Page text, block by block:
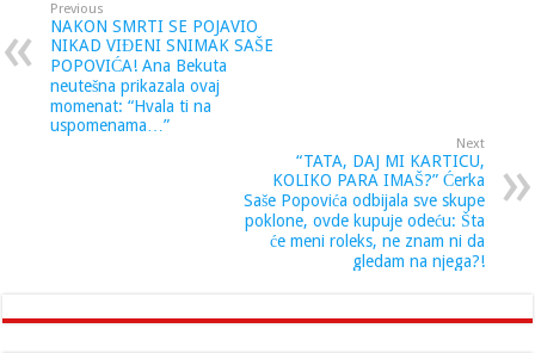
Previous
NAKON SMRTI SE POJAVIO
NIKAD VIĐENI SNIMAK SAŠE
POPOVIĆA! Ana Bekuta
neutešna prikazala ovaj
momenat: “Hvala ti na
uspomenama…”
Next
“TATA, DAJ MI KARTICU,
KOLIKO PARA IMAŠ?” Ćerka
Saše Popovića odbijala sve skupe
poklone, ovde kupuje odeću: Šta
će meni roleks, ne znam ni da
gledam na njega?!